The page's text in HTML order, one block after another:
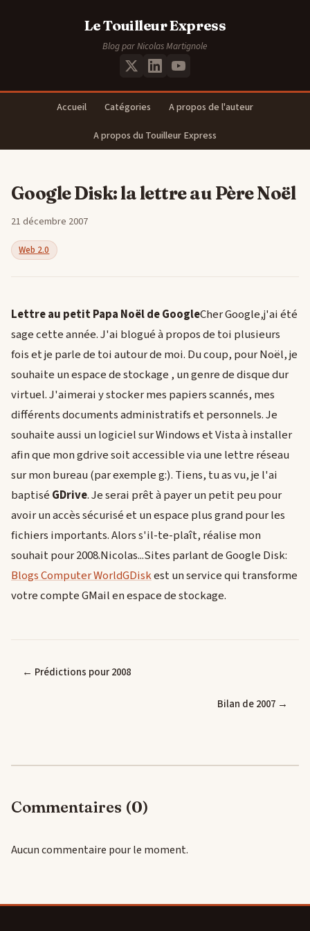
Le Touilleur Express
Blog par Nicolas Martignole
Accueil Catégories
A propos de l'auteur
A propos du Touilleur Express
Google Disk: la lettre au Père Noël
21 décembre 2007
Web 2.0
Lettre au petit Papa Noël de GoogleCher Google,j'ai été
sage cette année. J'ai blogué à propos de toi plusieurs
fois et je parle de toi autour de moi. Du coup, pour Noël, je
souhaite un espace de stockage , un genre de disque dur
virtuel. J'aimerai y stocker mes papiers scannés, mes
différents documents administratifs et personnels. Je
souhaite aussi un logiciel sur Windows et Vista à installer
afin que mon gdrive soit accessible via une lettre réseau
sur mon bureau (par exemple g:). Tiens, tu as vu, je l'ai
baptisé GDrive. Je serai prêt à payer un petit peu pour
avoir un accès sécurisé et un espace plus grand pour les
fichiers importants. Alors s'il-te-plaît, réalise mon
souhait pour 2008.Nicolas...Sites parlant de Google Disk:
Blogs Computer WorldGDiskest un service qui transforme
votre compte GMail en espace de stockage.
← Prédictions pour 2008
Bilan de 2007 →
Commentaires (0)
Aucun commentaire pour le moment.